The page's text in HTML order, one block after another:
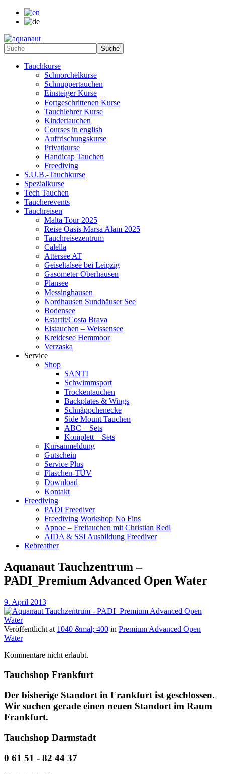
Tauchkurse
Schnorchelkurse
Schnuppertauchen
Einsteiger Kurse
Fortgeschrittenen Kurse
Tauchlehrer Kurse
Kindertauchen
Courses in english
Auffrischungskurse
Privatkurse
Handicap Tauchen
Freediving
S.U.B.-Tauchkurse
Spezialkurse
Tech Tauchen
Taucherevents
Tauchreisen
Malta Tour 2025
Reise Oasis Marsa Alam 2025
Tauchreisezentrum
Calella
Attersee AT
Geiseltalsee bei Leipzig
Gasometer Oberhausen
Plansee
Messinghausen
Nordhausen Sundhäuser See
Bodensee
Estartit/Costa Brava
Eistauchen – Weissensee
Kreidesee Hemmoor
Verzaska
Service
Shop
SANTI
Schwimmsport
Trockentauchen
Backplates & Wings
Schnäppchenecke
Side Mount Tauchen
ABC – Sets
Komplett – Sets
Kursanmeldung
Gutschein
Service Plus
Flaschen-TÜV
Download
Kontakt
Freediving
PADI Freediver
Freediving Workshop No Fins
Apnoe – Freitauchen mit Christian Redl
AIDA & SSI Ausbildung Freediver
Rebreather
Aquanaut Tauchzentrum –
PADI_Premium Advanced Open Water
9. April 2013
Veröffentlicht at 1040 &mal; 400 in Premium Advanced Open
Water
Kommentare nicht erlaubt.
Tauchshop Frankfurt
Der bisherige Standort in Frankfurt ist geschlossen.
Wir suchen gerade einen neuen Standort im Raum
Frankfurt.
Tauchshop Darmstadt
0 61 51 - 82 44 37